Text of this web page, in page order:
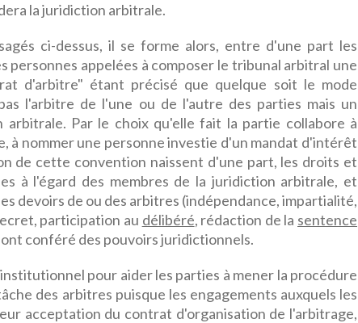
la juridiction arbitrale.
ci-dessus, il se forme alors, entre d'une part les
personnes appelées à composer le tribunal arbitral une
d'arbitre" étant précisé que quelque soit le mode
l'arbitre de l'une ou de l'autre des parties mais un
arbitrale. Par le choix qu'elle fait la partie collabore à
à nommer une personne investie d'un mandat d'intérêt
de cette convention naissent d'une part, les droits et
à l'égard des membres de la juridiction arbitrale, et
devoirs de ou des arbitres (indépendance, impartialité,
participation au délibéré, rédaction de la sentence
conféré des pouvoirs juridictionnels.
pour aider les parties à mener la procédure
des arbitres puisque les engagements auxquels les
acceptation du contrat d'organisation de l'arbitrage,